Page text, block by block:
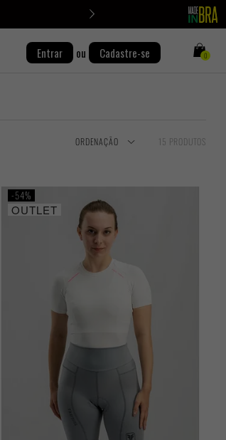
Entrar ou Cadastre-se 0
ORDENAÇÃO 15 PRODUTOS
OUTLET
54%